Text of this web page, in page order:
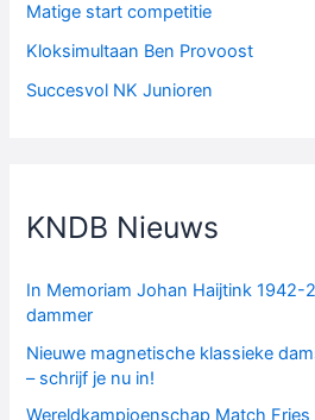
Matige start competitie
Kloksimultaan Ben Provoost
Succesvol NK Junioren
KNDB Nieuws
In Memoriam Johan Haijtink 1942-
dammer
Nieuwe magnetische klassieke
– schrijf je nu in!